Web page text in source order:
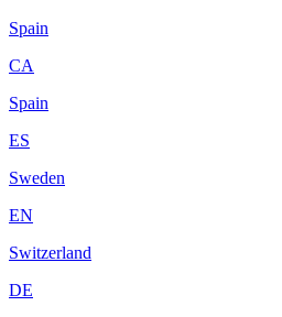
Spain
CA
Spain
ES
Sweden
EN
Switzerland
DE